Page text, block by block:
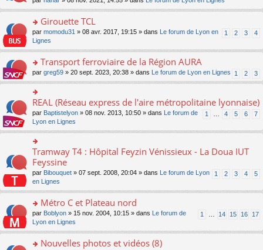
nt
ré
e
nt
le
u
s
ré
c
nt
n
o
n
le
s
ré
c
e
nt
e
n
o
n
lu
pl
s
ré
c
nt
le
m
e
s
s
e
n
o
n
lu
pl
ré
e
nt
n
ult
er
le
m
e
s
a
e
n
o
n
lu
le
pl
u
s
ré
c
e
nt
o
s
er
le
m
e
s
s
a
e
o
n
lu
le
pl
s
ré
c
e
nt
Girouette TCL
1 2 3 4
par momodu31 » 08 avr. 2017, 19:15 » dans
Le forum de Lyon en
Lignes
o
n
s
ult
er
le
m
e
s
a
e
n
lu
le
pl
s
Transport ferroviaire de la Région AURA
1 2 3
par greg59 » 20 sept. 2023, 20:38 » dans Le forum de Lyon en Lignes
o
n
s
le
m
e
s
s
a
e
n
o
n
lu
REAL (Réseau express de l'aire métropolitaine lyonnaise)
1 4 5 6 7
par Baptistelyon » 08 nov. 2013, 10:50 » dans
Le forum de
Lyon en Lignes
o
n
ult
le
m
e
s
s
g
Tramway T4 : Hôpital Feyzin Vénissieux - La Doua IUT
Feyssine
1 2 3 4 5
par Bibouquet » 07 sept. 2008, 20:04 » dans
Le forum de Lyon
en Lignes
o
s
er
Métro C et Plateau nord
1 14 15 16 17
par Boblyon » 15 nov. 2004, 10:15 » dans
Le forum de
Lyon en Lignes
Nouvelles photos et vidéos (8)